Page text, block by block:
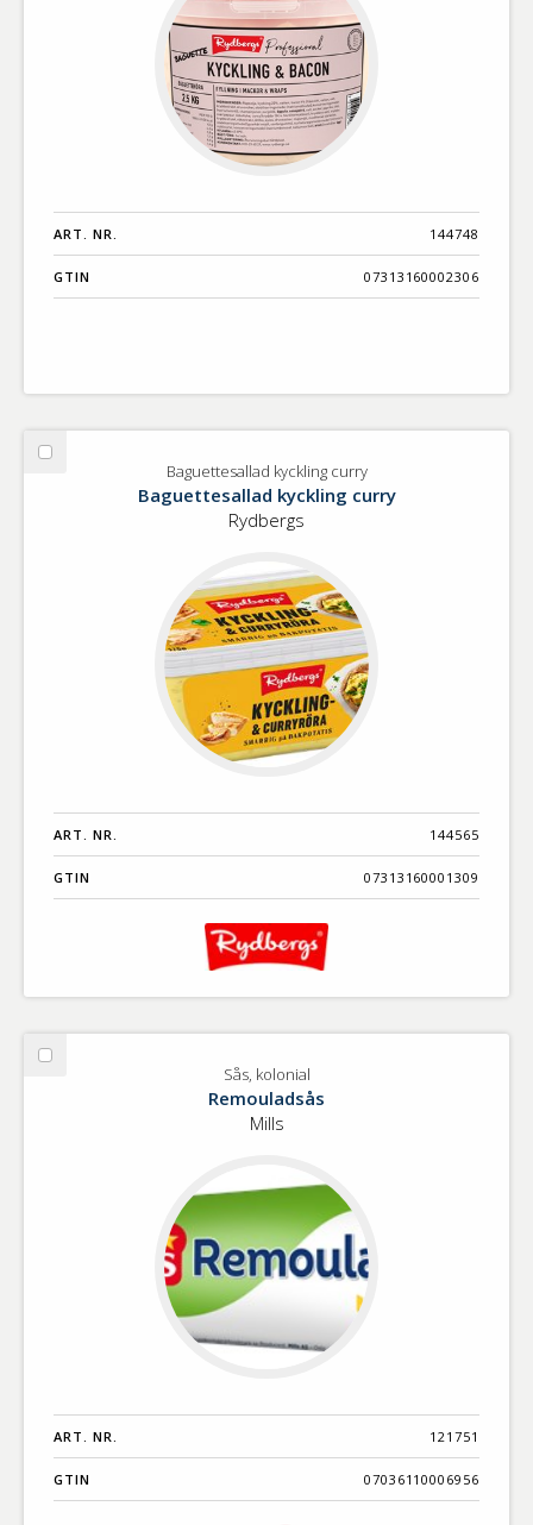
ART. NR. 144748
GTIN 07313160002306
Välj
Baguettesallad kyckling curry
Baguettesallad kyckling curry
Rydbergs
ART. NR. 144565
GTIN 07313160001309
Välj
Sås, kolonial
Remouladsås
Mills
ART. NR. 121751
GTIN 07036110006956